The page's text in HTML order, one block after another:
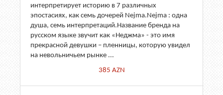
интерпретирует историю в 7 различных
эпостасиях, как семь дочерей Nejma.Nejma : одна
душа, семь интерпретаций.Название бренда на
русском языке звучит как «Неджма» - это имя
прекрасной девушки – пленницы, которую увидел
на невольничьем рынке ...
385 AZN